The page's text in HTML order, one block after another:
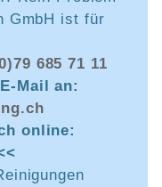
GmbH ist für
685 71 11
Mail an:
online: